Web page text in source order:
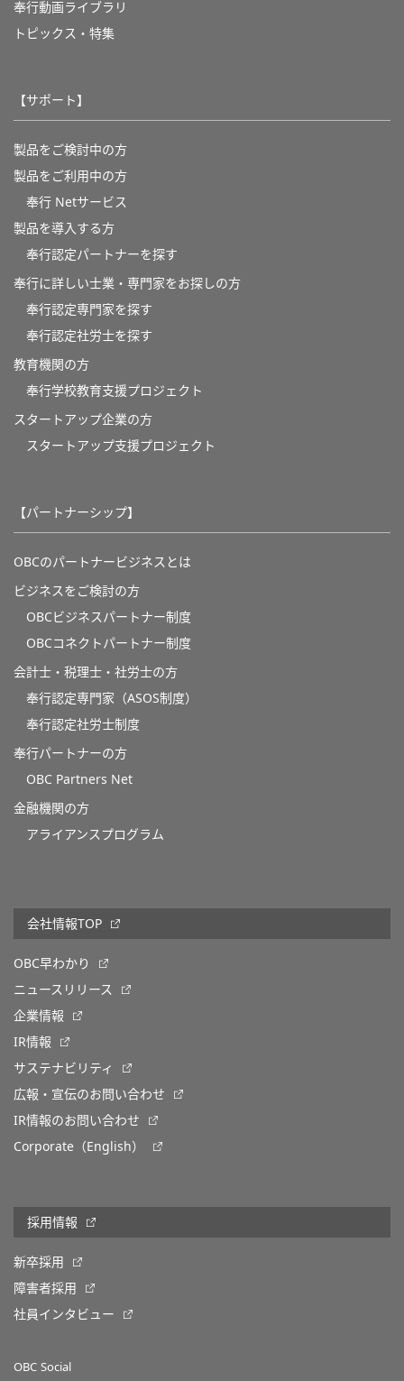
奉行動画ライブラリ
トピックス・特集
【サポート】
製品をご検討中の方
製品をご利用中の方
奉行 Netサービス
製品を導入する方
奉行認定パートナーを探す
奉行に詳しい士業・専門家をお探しの方
奉行認定専門家を探す
奉行認定社労士を探す
教育機関の方
奉⾏学校教育⽀援プロジェクト
スタートアップ企業の方
スタートアップ支援プロジェクト
【パートナーシップ】
OBCのパートナービジネスとは
ビジネスをご検討の方
OBCビジネスパートナー制度
OBCコネクトパートナー制度
会計士・税理士・社労士の方
奉行認定専門家（ASOS制度）
奉行認定社労士制度
奉行パートナーの方
OBC Partners Net
金融機関の方
アライアンスプログラム
会社情報TOP
OBC早わかり
ニュースリリース
企業情報
IR情報
サステナビリティ
広報・宣伝のお問い合わせ
IR情報のお問い合わせ
Corporate（English）
採用情報
新卒採用
障害者採用
社員インタビュー
OBC Social